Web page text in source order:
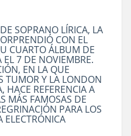
SOPRANO LÍRICA, LA
CON EL
CUARTO ÁLBUM DE
7 DE NOVIEMBRE.
EN LA QUE
TUMOR Y LA LONDON
HACE REFERENCIA A
MÁS FAMOSAS DE
PARA LOS
ELECTRÓNICA